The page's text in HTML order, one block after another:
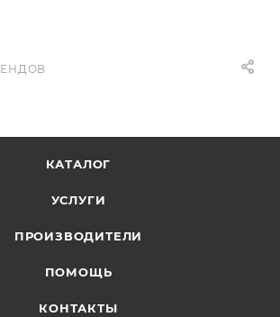
КАТАЛОГ
УСЛУГИ
ПРОИЗВОДИТЕЛИ
ПОМОЩЬ
КОНТАКТЫ